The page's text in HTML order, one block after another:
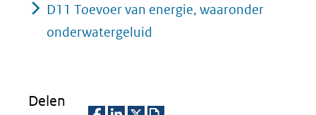
D11 Toevoer van energie, waaronder
onderwatergeluid
Delen